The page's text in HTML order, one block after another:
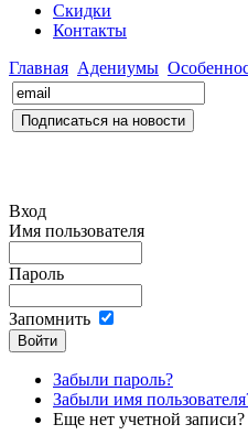
Скидки
Контакты
Главная Адениумы
Вход
Имя пользователя
Пароль
Запомнить
Забыли пароль?
Забыли имя
Еще нет учетной записи?